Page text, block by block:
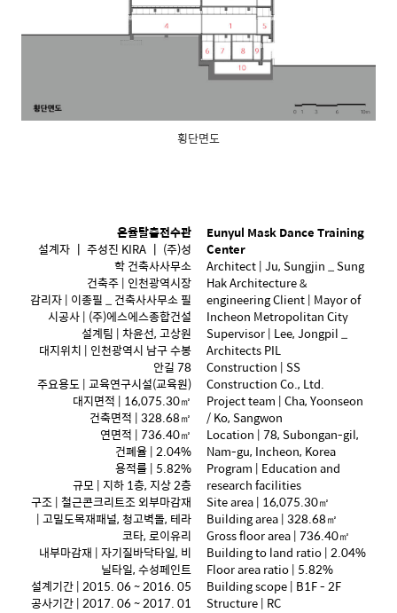
횡단면도
은율탈춤전수관
설계자 ┃ 주성진 KIRA ┃ (주)성
학 건축사사무소
건축주 | 인천광역시장
감리자 | 이종필 _ 건축사사무소 필
시공사 | (주)에스에스종합건설
설계팀 | 차윤선, 고상원
대지위치 | 인천광역시 남구 수봉
안길 78
주요용도 | 교육연구시설(교육원)
대지면적 | 16,075.30㎡
건축면적 | 328.68㎡
연면적 | 736.40㎡
건폐율 | 2.04%
용적률 | 5.82%
규모 | 지하 1층, 지상 2층
구조 | 철근콘크리트조 외부마감재
| 고밀도목재패널, 청고벽돌, 테라
코타, 로이유리
내부마감재 | 자기질바닥타일, 비
닐타일, 수성페인트
설계기간 | 2015. 06 ~ 2016. 05
공사기간 | 2017. 06 ~ 2017. 01
Eunyul Mask Dance Training
Center
Architect | Ju, Sungjin _ Sung
Hak Architecture &
engineering Client | Mayor of
Incheon Metropolitan City
Supervisor | Lee, Jongpil _
Architects PIL
Construction | SS
Construction Co., Ltd.
Project team | Cha, Yoonseon
/ Ko, Sangwon
Location | 78, Subongan-gil,
Nam-gu, Incheon, Korea
Program | Education and
research facilities
Site area | 16,075.30㎡
Building area | 328.68㎡
Gross floor area | 736.40㎡
Building to land ratio | 2.04%
Floor area ratio | 5.82%
Building scope | B1F - 2F
Structure | RC